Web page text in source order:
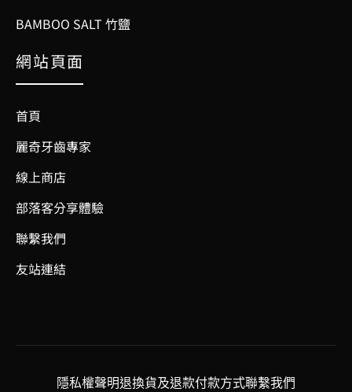
BAMBOO SALT 竹鹽
網站頁面
首頁
麗奇牙齒專家
線上商店
部落客分享體驗
聯繫我們
友站連結
隱私權聲明退換貨及退款付款方式聯繫我們